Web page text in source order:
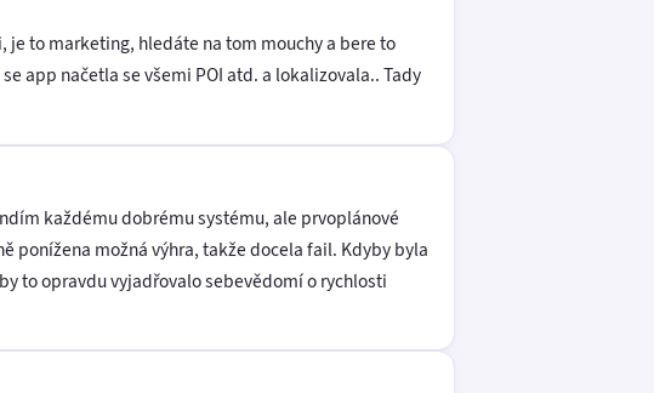
to marketing, hledáte na tom mouchy a bere to
app načetla se všemi POI atd. a lokalizovala.. Tady
každému dobrému systému, ale prvoplánové
ponížena možná výhra, takže docela fail. Kdyby byla
to opravdu vyjadřovalo sebevědomí o rychlosti